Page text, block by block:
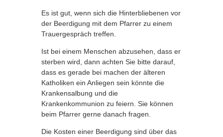
Es ist gut, wenn sich die Hinterbliebenen vor
der Beerdigung mit dem Pfarrer zu einem
Trauergespräch treffen.
Ist bei einem Menschen abzusehen, dass er
sterben wird, dann achten Sie bitte darauf,
dass es gerade bei machen der älteren
Katholiken ein Anliegen sein könnte die
Krankensalbung und die
Krankenkommunion zu feiern. Sie können
beim Pfarrer gerne danach fragen.
Die Kosten einer Beerdigung sind über das